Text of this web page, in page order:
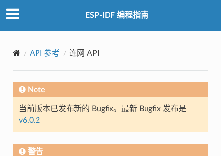
ESP-IDF 编程指南
API 参考 连网 API
Note
当前版本已发布新的 Bugfix。最新 Bugfix 发布是
v6.0.2
警告